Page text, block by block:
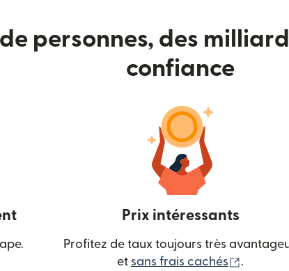
personnes, des
confiance
Prix intéressants
Profitez de taux toujours très
et sans frais cachés (s'ouvre
.